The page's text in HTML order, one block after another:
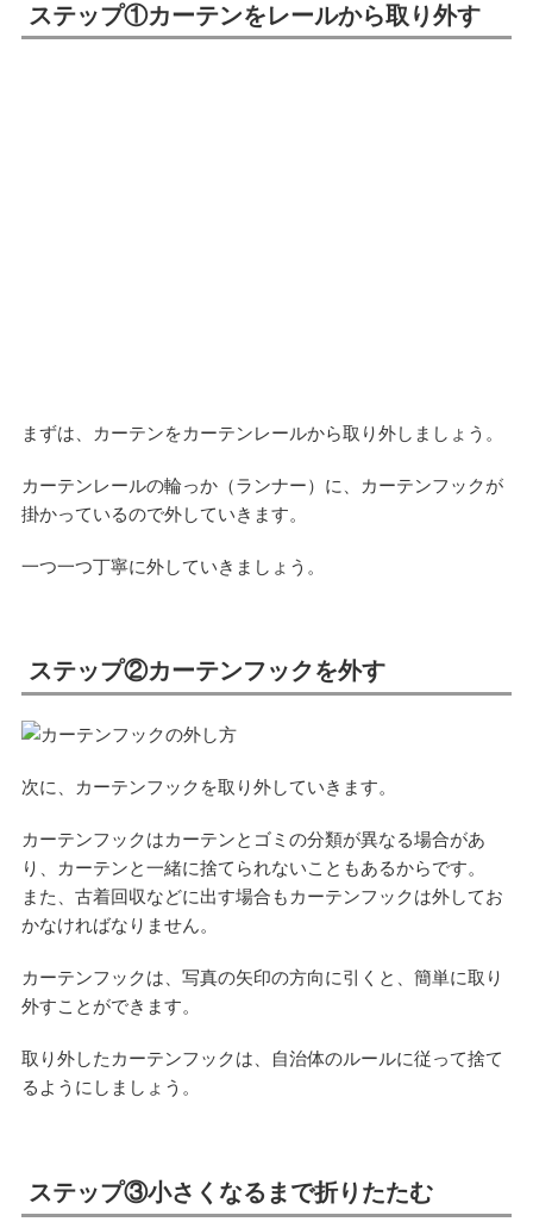
ステップ①カーテンをレールから取り外す
まずは、カーテンをカーテンレールから取り外しましょう。
カーテンレールの輪っか（ランナー）に、カーテンフックが
掛かっているので外していきます。
一つ一つ丁寧に外していきましょう。
ステップ②カーテンフックを外す
次に、カーテンフックを取り外していきます。
カーテンフックはカーテンとゴミの分類が異なる場合があ
り、カーテンと一緒に捨てられないこともあるからです。
また、古着回収などに出す場合もカーテンフックは外してお
かなければなりません。
カーテンフックは、写真の矢印の方向に引くと、簡単に取り
外すことができます。
取り外したカーテンフックは、自治体のルールに従って捨て
るようにしましょう。
ステップ③小さくなるまで折りたたむ